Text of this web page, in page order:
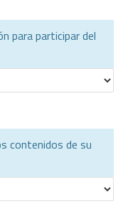
para participar del
contenidos de su